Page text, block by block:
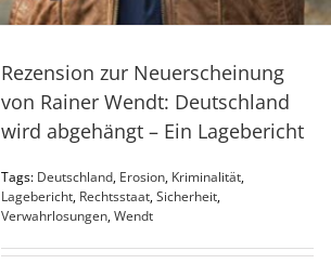
Rezension zur Neuerscheinung
von Rainer Wendt: Deutschland
wird abgehängt – Ein Lagebericht
Tags: Deutschland, Erosion, Kriminalität,
Lagebericht, Rechtsstaat,Sicherheit,
Verwahrlosungen,Wendt